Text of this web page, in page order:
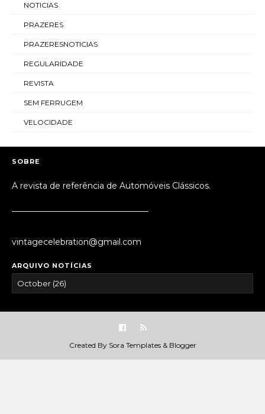
NOTICIAS
PRAZERES
PRAZERESNOTICIAS
REGULARIDADE
REVISTA
SEM FERRUGEM
VELOCIDADE
SOBRE
A revista de referência de Automóveis Clássicos.
vintagecelebration@gmail.com
ARQUIVO NOTÍCIAS
Created By Sora Templates& Blogger